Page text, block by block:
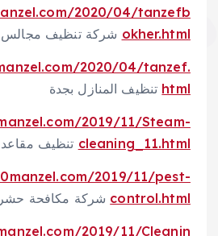
2020/04/tanzefb
okher.html شركة تنظيف مجالس
2020/04/tanzef.
html تنظيف المنازل بجدة
2019/11/Steam-
cleaning_11.html تنظيف مقاعد
2019/11/pest-
control.html شركة مكافحة
2019/11/Cleanin